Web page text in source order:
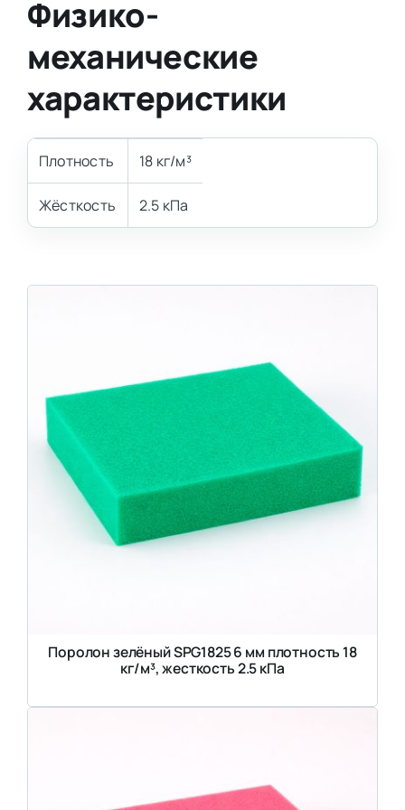
Физико-
механические
характеристики
Плотность 18 кг/м³
Жёсткость 2.5 кПа
Поролон зелёный SPG1825 6 мм плотность 18
кг/м³, жесткость 2.5 кПа